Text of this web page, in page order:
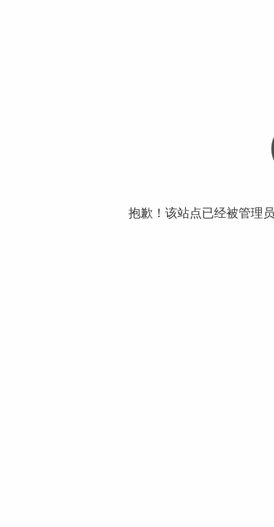
抱歉！该站点已经被管理